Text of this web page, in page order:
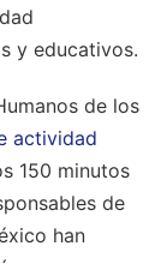
y educativos.
de los
actividad
150 minutos
de
han